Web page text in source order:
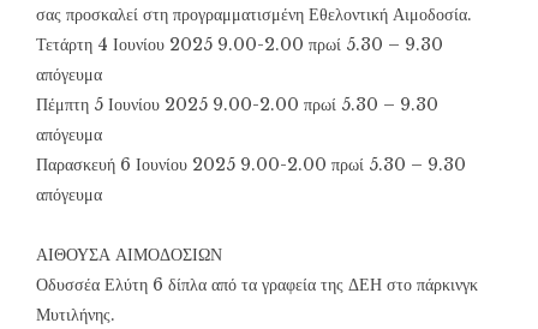
σας προσκαλεί στη προγραμματισμένη Εθελοντική Αιμοδοσία.
Τετάρτη 4 Ιουνίου 2025 9.00-2.00 πρωί 5.30 – 9.30
απόγευμα
Πέμπτη 5 Ιουνίου 2025 9.00-2.00 πρωί 5.30 – 9.30
απόγευμα
Παρασκευή 6 Ιουνίου 2025 9.00-2.00 πρωί 5.30 – 9.30
απόγευμα
ΑΙΘΟΥΣΑ ΑΙΜΟΔΟΣΙΩΝ
Οδυσσέα Ελύτη 6 δίπλα από τα γραφεία της ΔΕΗ στο πάρκινγκ
Μυτιλήνης.